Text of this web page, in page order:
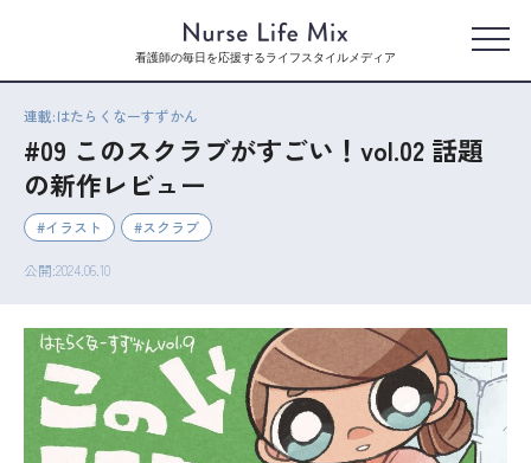
看護師の毎日を応援するライフスタイルメディア
連載:はたらくなーすずかん
#09 このスクラブがすごい！vol.02 話題
の新作レビュー
イラスト スクラブ
公開:2024.06.10